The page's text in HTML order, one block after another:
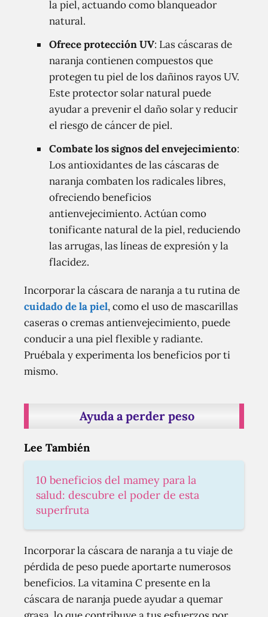
la piel, actuando como blanqueador
natural.
Ofrece protección UV: Las cáscaras de
naranja contienen compuestos que
protegen tu piel de los dañinos rayos UV.
Este protector solar natural puede
ayudar a prevenir el daño solar y reducir
el riesgo de cáncer de piel.
Combate los signos del envejecimiento:
Los antioxidantes de las cáscaras de
naranja combaten los radicales libres,
ofreciendo beneficios
antienvejecimiento. Actúan como
tonificante natural de la piel, reduciendo
las arrugas, las líneas de expresión y la
flacidez.
Incorporar la cáscara de naranja a tu rutina de
cuidado de la piel, como el uso de mascarillas
caseras o cremas antienvejecimiento, puede
conducir a una piel flexible y radiante.
Pruébala y experimenta los beneficios por ti
mismo.
Ayuda a perder peso
Lee También
10 beneficios del mamey para la
salud: descubre el poder de esta
superfruta
Incorporar la cáscara de naranja a tu viaje de
pérdida de peso puede aportarte numerosos
beneficios. La vitamina C presente en la
cáscara de naranja puede ayudar a quemar